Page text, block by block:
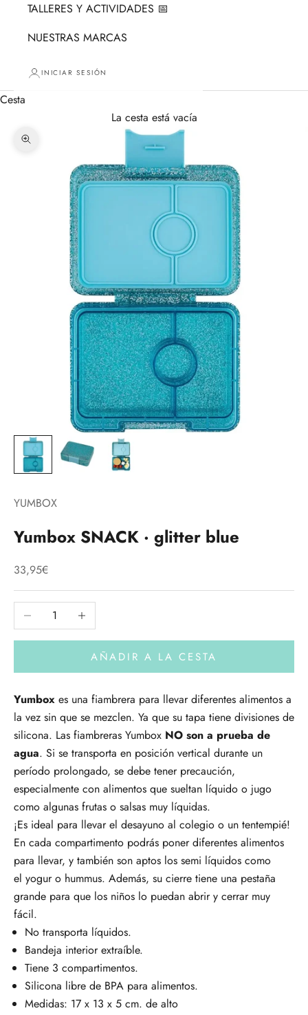
TALLERES Y ACTIVIDADES 📅
NUESTRAS MARCAS
INICIAR SESIÓN
Cesta
La cesta está vacía
Zoom
YUMBOX
Yumbox SNACK · glitter blue
Precio de oferta
33,95€
Reducir cantidadAumentar cantidad
AÑADIR A LA CESTA
Yumbox es una fiambrera para llevar diferentes alimentos a
la vez sin que se mezclen. Ya que su tapa tiene divisiones de
silicona. Las fiambreras Yumbox NO son a prueba de
agua. Si se transporta en posición vertical durante un
período prolongado, se debe tener precaución,
especialmente con alimentos que sueltan líquido o jugo
como algunas frutas o salsas muy líquidas.
¡Es ideal para llevar el desayuno al colegio o un tentempié!
En cada compartimento podrás poner diferentes alimentos
para llevar, y también son aptos los semi líquidos como
el yogur o hummus. Además, su cierre tiene una pestaña
grande para que los niños lo puedan abrir y cerrar muy
fácil.
No transporta líquidos.
Bandeja interior extraíble.
Tiene 3 compartimentos.
Silicona libre de BPA para alimentos.
Medidas: 17 x 13 x 5 cm. de alto